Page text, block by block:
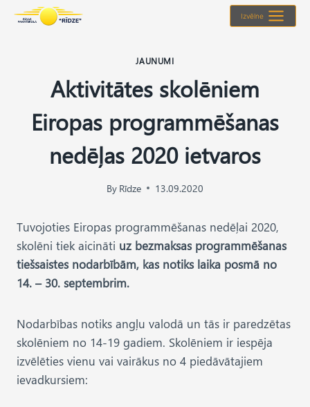
Izvēlne
JAUNUMI
Aktivitātes skolēniem
Eiropas programmēšanas
nedēļas 2020 ietvaros
By Rīdze 13.09.2020
Tuvojoties Eiropas programmēšanas nedēļai 2020,
skolēni tiek aicināti uz bezmaksas programmēšanas
tiešsaistes nodarbībām, kas notiks laika posmā no
14. – 30. septembrim.
Nodarbības notiks angļu valodā un tās ir paredzētas
skolēniem no 14-19 gadiem. Skolēniem ir iespēja
izvēlēties vienu vai vairākus no 4 piedāvātajiem
ievadkursiem: